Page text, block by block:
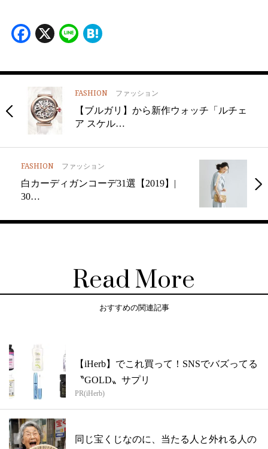
Facebook
X Line
FASHION ファッション
【ブルガリ】から新作ウォッチ「ルチェ
ア スケル…
FASHION ファッション
白カーディガンコーデ31選【2019】|
30…
Read More
おすすめの関連記事
【iHerb】でこれ買って！SNSでバズってる
〝GOLD〟サプリ
PR(iHerb)
同じ宝くじなのに、当たる人と外れる人の